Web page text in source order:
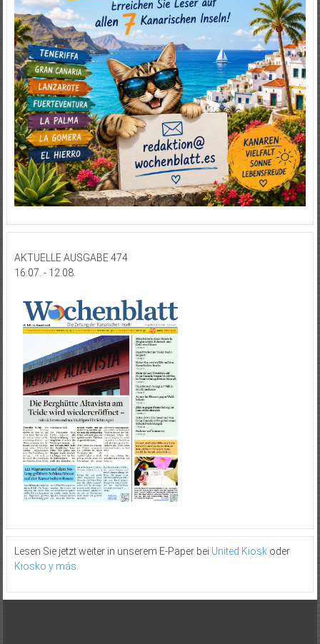
AKTUELLE AUSGABE 474
16.07. - 12.08.
Lesen Sie jetzt weiter in unserem E-Paper bei United Kioskoder
Kiosko y más.